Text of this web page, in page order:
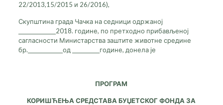
22/2013,15/2015 и 26/2016),
Скупштина града Чачка на седници одржаној
_______________2018. године, по претходно прибављеној
сагласности Министарства заштите животне средине
бр.______________од ___________године, донела је
ПРОГРАМ
КОРИШЋЕЊА СРЕДСТАВА БУЏЕТСКОГ ФОНДА ЗА